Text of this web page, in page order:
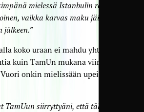
mielessä Istanbulin reissu,
vaikka karvas maku jäikin
jälkeen.”
koko uraan ei mahdu yhtä
kuin TamUn mukana viime
onkin mielissään upeista
TamUun siirryttyäni, että tälläistä